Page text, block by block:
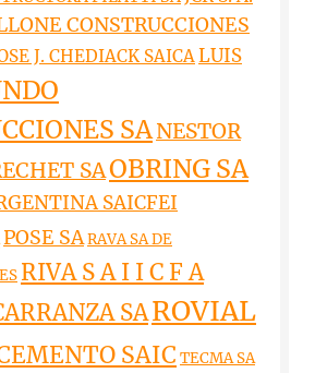
CONSTRUCCIONES
J. CHEDIACK SAICALUIS
SANESTOR
SAOBRING SA
SAICFEI
POSE SARAVA SA DE
RIVA S A I I C F A
SAROVIAL
SAIC TECMA SA